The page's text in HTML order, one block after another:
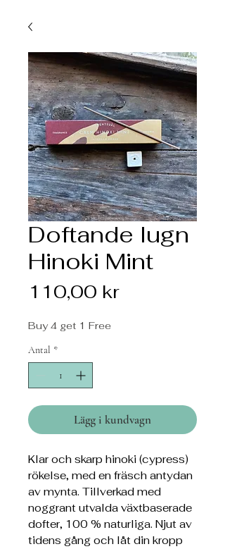
Doftande lugn
Hinoki Mint
110,00 krPris
Buy 4 get 1 Free
Antal *
Lägg i kundvagn
Klar och skarp hinoki (cypress)
rökelse, med en fräsch antydan
av mynta. Tillverkad med
noggrant utvalda växtbaserade
dofter, 100 % naturliga. Njut av
tidens gång och låt din kropp